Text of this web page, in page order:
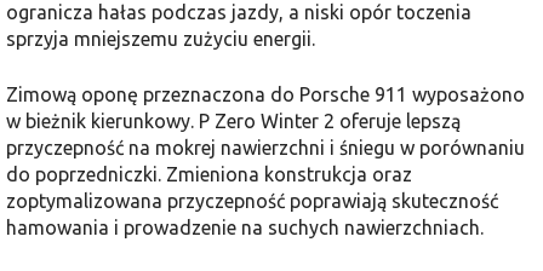
ogranicza hałas podczas jazdy, a niski opór toczenia
sprzyja mniejszemu zużyciu energii.
Zimową oponę przeznaczona do Porsche 911 wyposażono
w bieżnik kierunkowy. P Zero Winter 2 oferuje lepszą
przyczepność na mokrej nawierzchni i śniegu w porównaniu
do poprzedniczki. Zmieniona konstrukcja oraz
zoptymalizowana przyczepność poprawiają skuteczność
hamowania i prowadzenie na suchych nawierzchniach.